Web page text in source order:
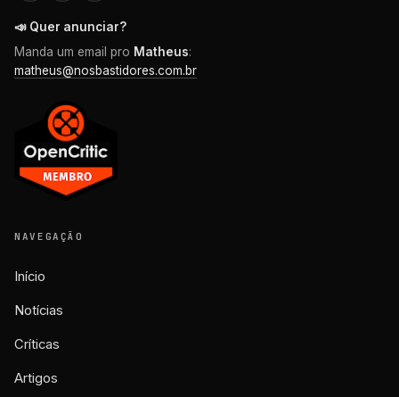
📣 Quer anunciar?
Manda um email pro Matheus:
matheus@nosbastidores.com.br
NAVEGAÇÃO
Início
Notícias
Críticas
Artigos